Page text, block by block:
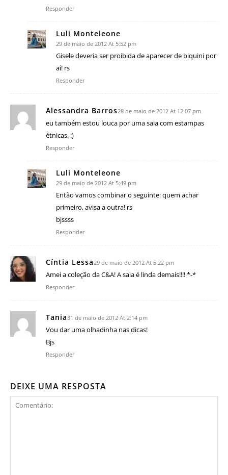
Responder
Luli Monteleone
29 de maio de 2012 At 5:52 pm
Gisele deveria ser proibida de aparecer de biquini por
aí! rs
Responder
Alessandra Barros28 de maio de 2012 At 12:07 pm
eu também estou louca por uma saia com estampas
étnicas. :)
Responder
Luli Monteleone
29 de maio de 2012 At 5:49 pm
Então vamos combinar o seguinte: quem achar
primeiro, avisa a outra! rs
bjssss
Responder
Cíntia Lessa 29 de maio de 2012 At 5:22 pm
Amei a coleção da C&A! A saia é linda demais!!!! *-*
Responder
Tania 31 de maio de 2012 At 2:14 pm
Vou dar uma olhadinha nas dicas!
Bjs
Responder
DEIXE UMA RESPOSTA